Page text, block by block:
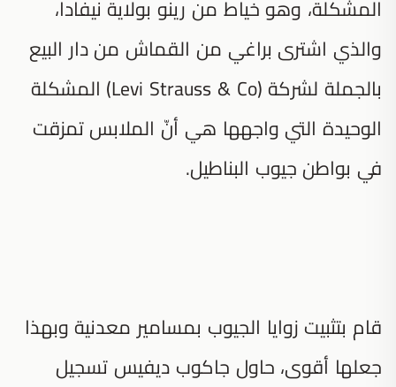
المشكلة، وهو خياط من رينو بولاية نيفادا،
والذي اشترى براغي من القماش من دار البيع
بالجملة لشركة (Levi Strauss & Co) المشكلة
الوحيدة التي واجهها هي أنّ الملابس تمزقت
في بواطن جيوب البناطيل.
قام بتثبيت زوايا الجيوب بمسامير معدنية وبهذا
جعلها أقوى، حاول جاكوب ديفيس تسجيل